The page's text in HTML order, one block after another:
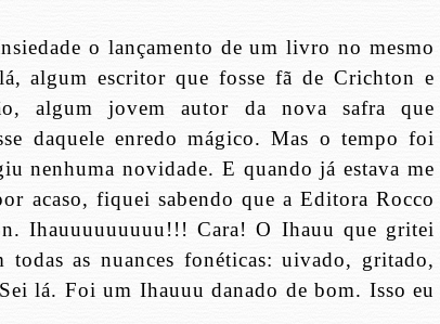
o lançamento de um livro no mesmo
algum escritor que fosse fã de Crichton e
algum jovem autor da nova safra que
daquele enredo mágico. Mas o tempo foi
nenhuma novidade. E quando já estava me
acaso, fiquei sabendo que a Editora Rocco
Ihauuuuuuuuu!!! Cara! O Ihauu que gritei
as nuances fonéticas: uivado, gritado,
lá. Foi um Ihauuu danado de bom. Isso eu